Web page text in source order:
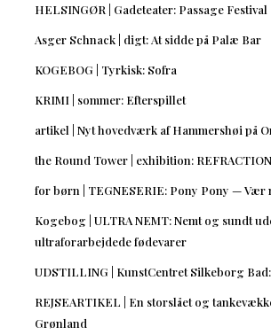
HELSINGØR | Gadeteater: Passage Festival
Asger Schnack | digt: At sidde på Palæ Bar
KOGEBOG | Tyrkisk: Sofra
KRIMI | sommer: Efterspillet
artikel | Nyt hovedværk af Hammershøi på
the Round Tower | exhibition:
for børn | TEGNESERIE: Pony Pony — Vær
Kogebog | ULTRA NEMT: Nemt og sundt
ultraforarbejdede fødevarer
UDSTILLING | KunstCentret Silkeborg
REJSEARTIKEL | En storslået og
Grønland